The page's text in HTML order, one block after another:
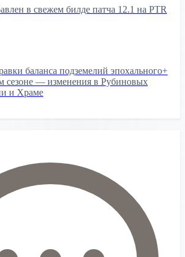
в свежем билде патча 12.1 на PTR
баланса подземелий эпохального+
сезоне — изменения в Рубиновых
и Храме